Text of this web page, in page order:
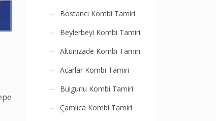
Bostancı Kombi Tamiri
Beylerbeyi Kombi Tamiri
Altunizade Kombi Tamiri
Acarlar Kombi Tamiri
Bulgurlu Kombi Tamiri
Çamlıca Kombi Tamiri